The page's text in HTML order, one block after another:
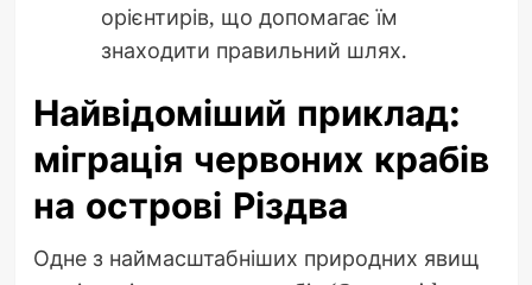
орієнтирів, що допомагає їм
знаходити правильний шлях.
Найвідоміший приклад:
міграція червоних крабів
на острові Різдва
Одне з наймасштабніших природних явищ